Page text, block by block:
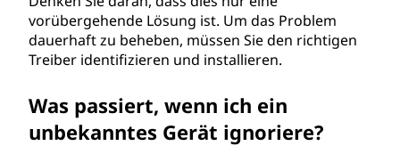
vorübergehende Lösung ist. Um das Problem
dauerhaft zu beheben, müssen Sie den richtigen
Treiber identifizieren und installieren.
Was passiert, wenn ich ein
unbekanntes Gerät ignoriere?